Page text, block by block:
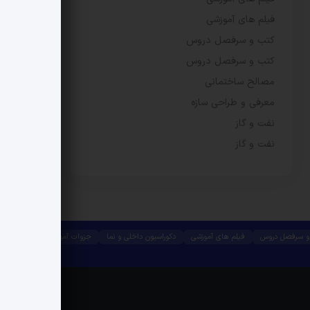
فیلم های آموزشی
کتب و سرفصل دروس
کتب و سرفصل دروس
مصالح ساختمانی
معرفی و طراحی سازه
نفت و گاز
نفت و گاز
سرفصل دروس فیلم های آموزشی دکوراسیون داخلی و نما
جزوات آموزشی